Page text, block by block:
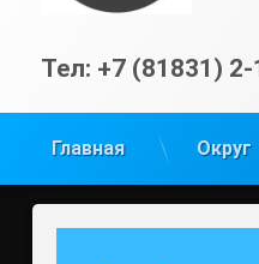
Тел: +7 (81831)
Главная Округ